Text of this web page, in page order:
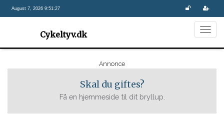
August 7, 2026 9:51:27
Cykeltyv.dk
Annonce
Skal du giftes?
Få en hjemmeside til dit bryllup.